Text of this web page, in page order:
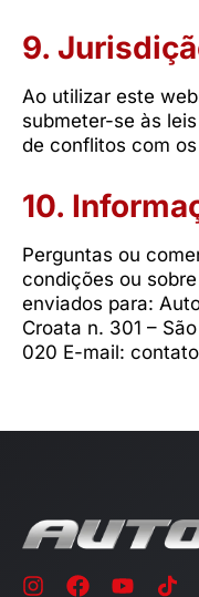
9.
Ao utilizar este
submeter-se às
de conflitos com
10.
Perguntas ou
condições ou
enviados para:
Croata n. 301 –
020 E-mail: